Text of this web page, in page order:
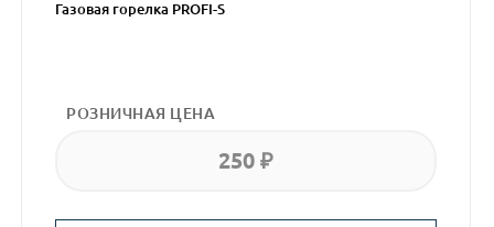
Газовая горелка PROFI-S
РОЗНИЧНАЯ ЦЕНА
250 ₽